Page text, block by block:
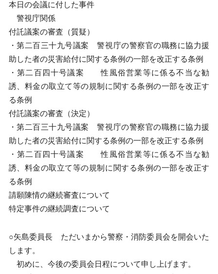
本日の会議に付した事件
警視庁関係
付託議案の審査（質疑）
・第二百三十九号議案 警視庁の警察官の職務に協力援
助した者の災害給付に関する条例の一部を改正する条例
・第二百四十号議案 性風俗営業等に係る不当な勧
誘、料金の取立て等の規制に関する条例の一部を改正す
る条例
付託議案の審査（決定）
・第二百三十九号議案 警視庁の警察官の職務に協力援
助した者の災害給付に関する条例の一部を改正する条例
・第二百四十号議案 性風俗営業等に係る不当な勧
誘、料金の取立て等の規制に関する条例の一部を改正す
る条例
請願陳情の継続審査について
特定事件の継続調査について
○矢島委員長 ただいまから警察・消防委員会を開会いた
します。
初めに、今後の委員会日程について申し上げます。